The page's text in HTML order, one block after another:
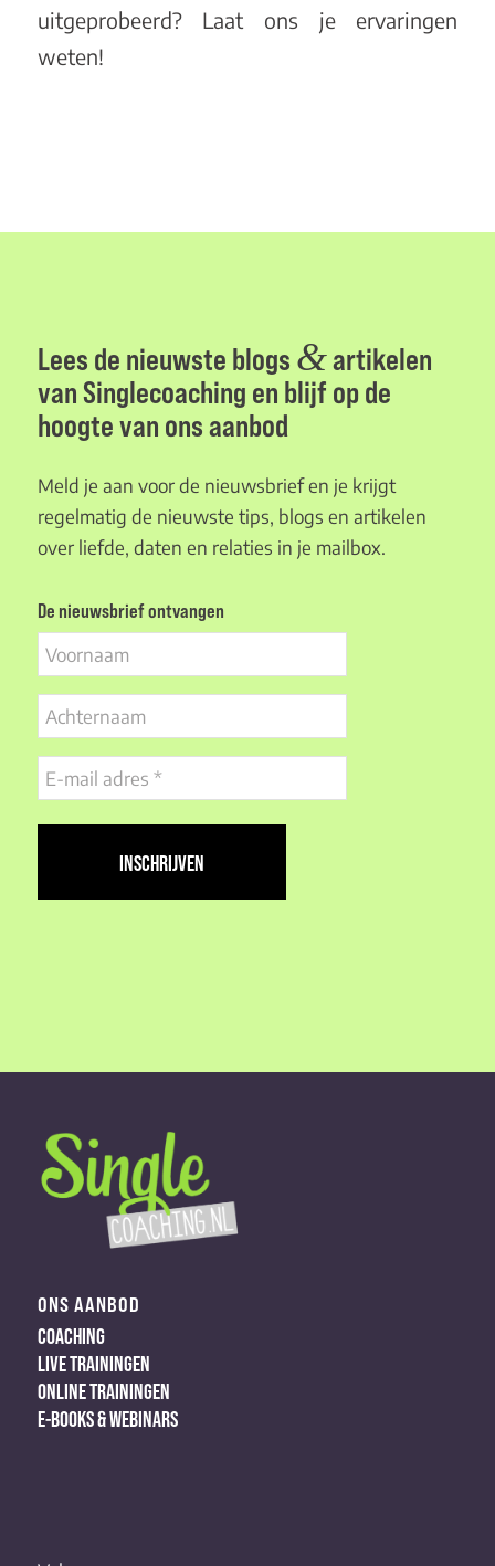
uitgeprobeerd? Laat ons je ervaringen
weten!
Lees de nieuwste blogs &artikelen
van Singlecoaching en blijf op de
hoogte van ons aanbod
Meld je aan voor de nieuwsbrief en je krijgt
regelmatig de nieuwste tips, blogs en artikelen
over liefde, daten en relaties in je mailbox.
De nieuwsbrief ontvangen
Voornaam
Achternaam
E-
mail
adres
ONS AANBOD
COACHING
LIVE TRAININGEN
ONLINE TRAININGEN
E-BOOKS & WEBINARS